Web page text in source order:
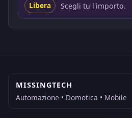
Libera Scegli tu l'importo.
MISSINGTECH
Automazione • Domotica • Mobile